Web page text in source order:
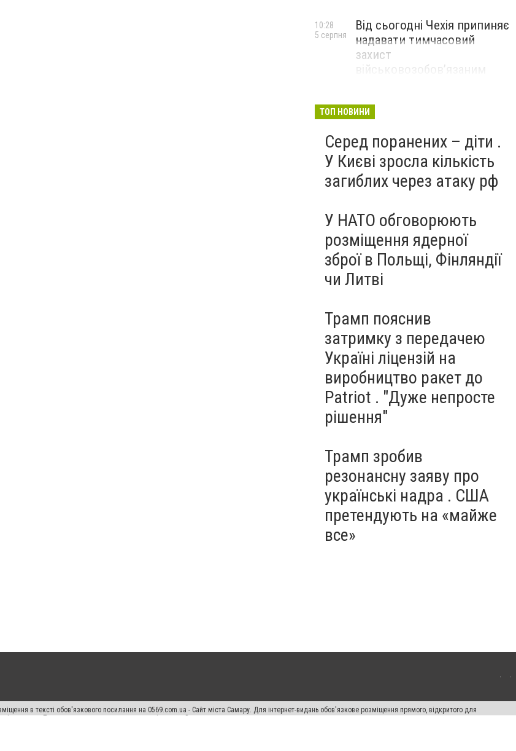
Від сьогодні Чехія припиняє
надавати тимчасовий
захист
військовозобов’язаним
10:28
5 серпня
ТОП НОВИНИ
Серед поранених – діти .
У Києві зросла кількість
загиблих через атаку рф
У НАТО обговорюють
розміщення ядерної
зброї в Польщі, Фінляндії
чи Литві
Трамп пояснив
затримку з передачею
Україні ліцензій на
виробництво ракет до
Patriot . "Дуже непросте
рішення"
Трамп зробив
резонансну заяву про
українські надра . США
претендують на «майже
все»
в тексті обов'язкового посилання на 0569.com.ua - Сайт міста Самару. Для інтернет-видань обов'язкове розміщення прямого, відкритого для
джерела. Порушення виняткових прав переслідується Законом.